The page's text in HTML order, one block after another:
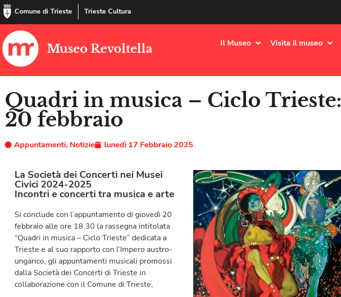
Comune di Trieste Trieste Cultura
Museo Revoltella Il Museo Visita il museo
Quadri in musica – Ciclo Trieste:
20 febbraio
Appuntamenti, Notizie lunedì 17 Febbraio 2025
La Società dei Concerti nei Musei
Civici 2024-2025
Incontri e concerti tra musica e arte
Si conclude con l’appuntamento di giovedì 20
febbraio alle ore 18.30 la rassegna intitolata
“Quadri in musica – Ciclo Trieste” dedicata a
Trieste e al suo rapporto con l’Impero austro-
ungarico, gli appuntamenti musicali promossi
dalla Società dei Concerti di Trieste in
collaborazione con il Comune di Trieste,